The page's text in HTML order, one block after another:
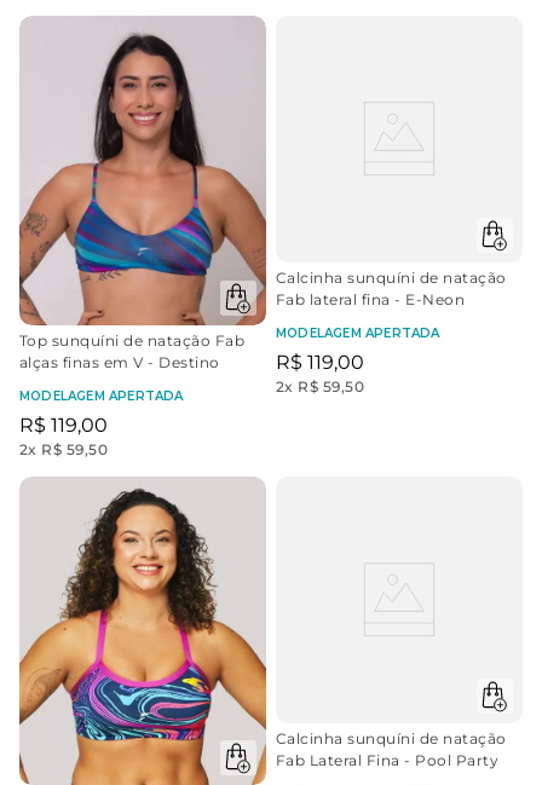
Top sunquíni de natação Fab
alças finas em V - Destino
MODELAGEM APERTADA
R$ 119,00
2x R$ 59,50
Calcinha sunquíni de natação
Fab lateral fina - E-Neon
MODELAGEM APERTADA
R$ 119,00
2x R$ 59,50
Calcinha sunquíni de natação
Fab Lateral Fina - Pool Party